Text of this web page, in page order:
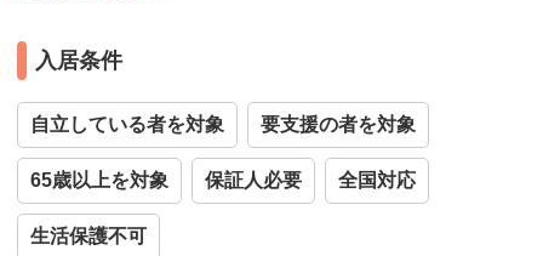
入居条件
自立している者を対象 要支援の者を対象
65歳以上を対象 保証人必要 全国対応
生活保護不可